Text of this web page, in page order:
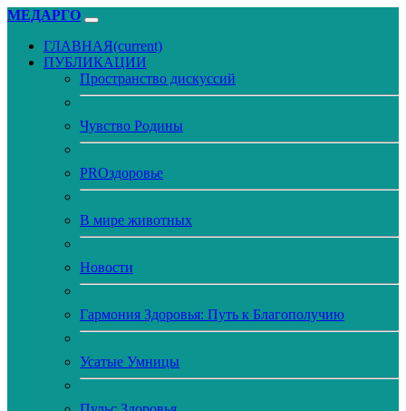
МЕДАРГО
ГЛАВНАЯ(current)
ПУБЛИКАЦИИ
Пространство дискуссий
Чувство Родины
PROздоровье
В мире животных
Новости
Гармония Здоровья: Путь к Благополучию
Усатые Умницы